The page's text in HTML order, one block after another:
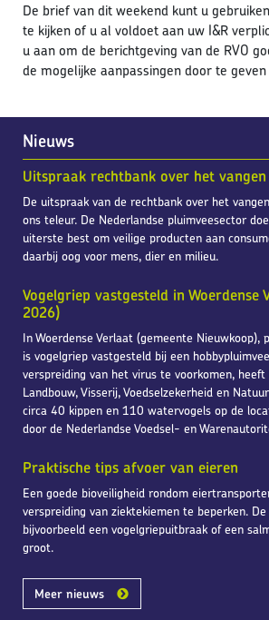
Nieuws
Uitspraak rechtbank over het
De uitspraak van de rechtbank over het
ons teleur. De Nederlandse pluimveesector
uiterste best om veilige producten aan
daarbij oog voor mens, dier en milieu.
Vogelgriep vastgesteld in Woerdense
2026)
In Woerdense Verlaat (gemeente Nieuwkoop),
is vogelgriep vastgesteld bij een
verspreiding van het virus te voorkomen,
Landbouw, Visserij, Voedselzekerheid en
circa 40 kippen en 110 watervogels op de
door de Nederlandse Voedsel- en
Praktische tips afvoer van eieren
Een goede bioveiligheid rondom
verspreiding van ziektekiemen te beperken.
bijvoorbeeld een vogelgriepuitbraak of een
groot.
Meer nieuws
De brief van dit weekend kunt u
te kijken of u al voldoet aan uw I&R
u aan om de berichtgeving van de RVO
de mogelijke aanpassingen door te geven